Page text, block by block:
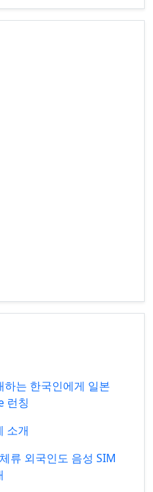
하는 한국인에게 일본
런칭
소개
류 외국인도 음성 SIM